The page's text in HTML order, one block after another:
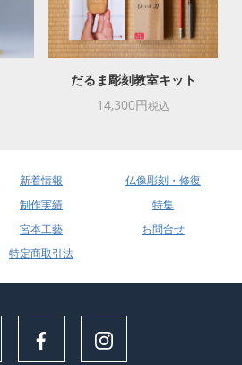
だるま彫刻教室キット
14,300円税込
新着情報
仏像彫刻・修復
制作実績
特集
宮本工藝
お問合せ
特定商取引法